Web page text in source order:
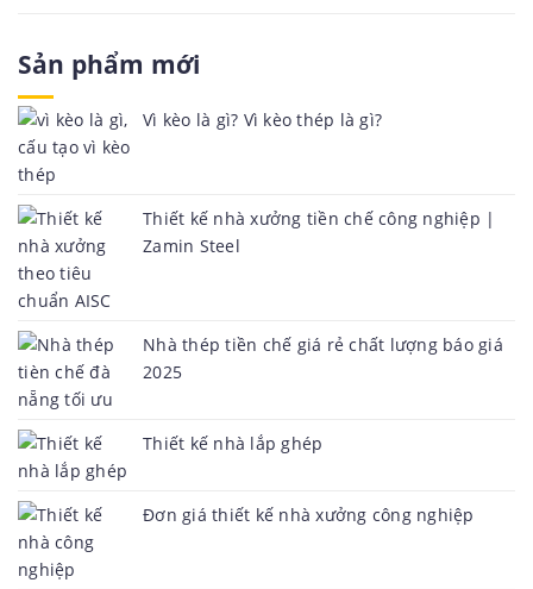
Sản phẩm mới
Vì kèo là gì? Vì kèo thép là gì?
Thiết kế nhà xưởng tiền chế công nghiệp |
Zamin Steel
Nhà thép tiền chế giá rẻ chất lượng báo giá
2025
Thiết kế nhà lắp ghép
Đơn giá thiết kế nhà xưởng công nghiệp